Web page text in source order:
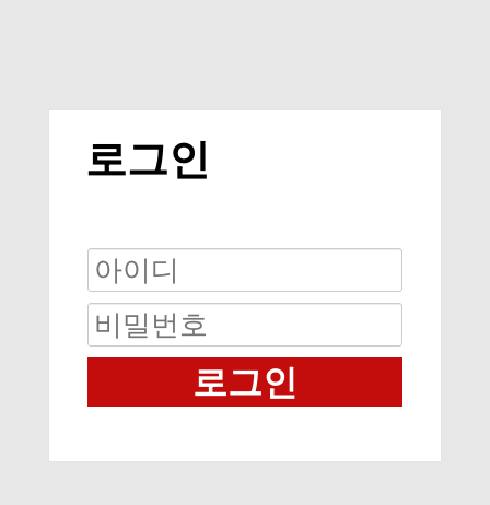
로그인
로그인